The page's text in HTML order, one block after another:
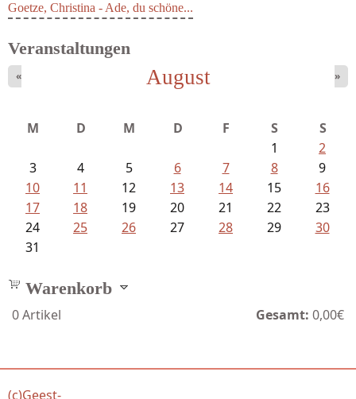
Goetze, Christina - Ade, du schöne...
Veranstaltungen
August
« »
M D M D F S
S
1
2
3
4 5 6 7 8
9
10
11 12 13 14 15
16
17
18 19 20 21 22
23
24
25 26 27 28 29
30
31
Warenkorb
0Artikel Gesamt: 0,00€
(c)Geest-